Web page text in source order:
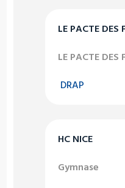
LE PACTE DES
LE PACTE DES
DRAP
HC NICE
Gymnase